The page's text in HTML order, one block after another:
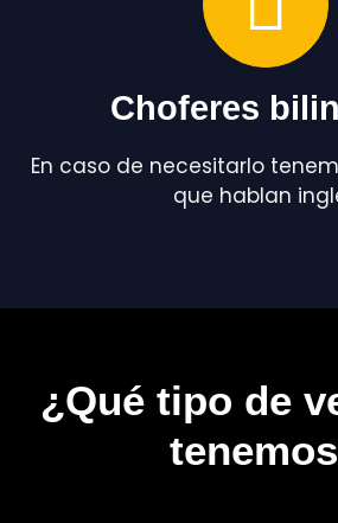
Choferes
En caso de necesitarlo
que hablan
¿Qué tipo de